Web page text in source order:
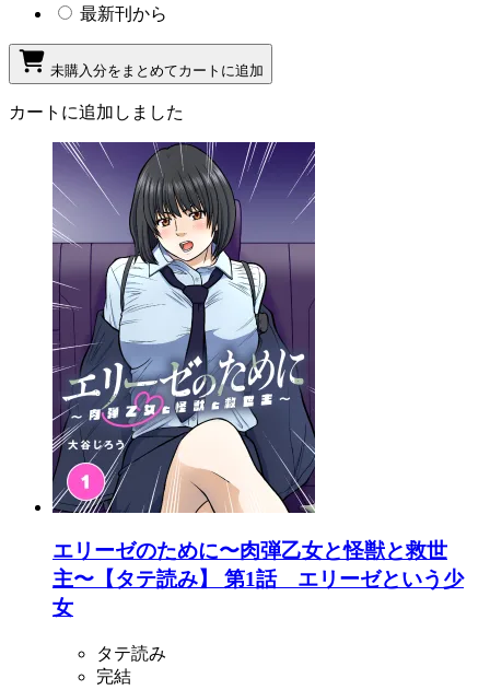
最新刊から
未購入分をまとめてカートに追加
カートに追加しました
エリーゼのために〜肉弾乙女と怪獣と救世
主〜【タテ読み】 第1話 エリーゼという少
女
タテ読み
完結